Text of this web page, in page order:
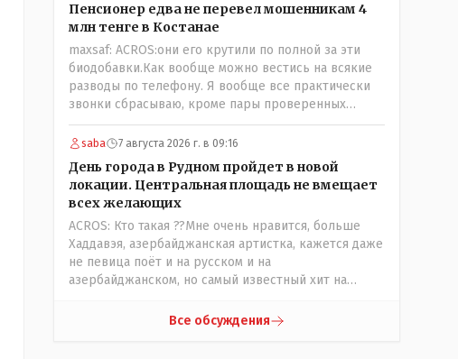
Мальдивы уехал, либо всё вместе! Пока
прокатывает по вышеизложенным Вами причинам,
просто обстоятельства немного меняются по
сравнению с Назарбаевскими временами, власти
решили пощупать кошелёк населения, а это уже
неизвестная в уравнении взаимоотношений власти
и народа! Тут бы как раз специалист-аналитик и
пригодился бы!
Пенсионер едва не перевел мошенникам 4
млн тенге в Костанае
maxsaf: ACROS:они его крутили по полной за эти
биодобавки.Как вообще можно вестись на всякие
разводы по телефону. Я вообще все практически
звонки сбрасываю, кроме пары проверенных
контактов. Один раз мне мой банк позвонил, не
мошенники. Я приехал туда, в банк, нашел того, кто
мне звонил, притащил к главному менеджеру и
обоим сказал: ещё один такой звонок, без разницы,
какая причина, и я счета свои у вас позакрываю.
Остальные входящие сразу в бан, по умолчанию для
меня любой входящий - Скам, пока не доказано
обратное - Zero trust. Все созвоны - только на
верифицируемые номера.Всё верно, я тоже так
поступаю,но увы любопытство ещё никто не
все равно меня допрашивает:" Кто звонил? От кого
saba 7 августа 2026 г. в 09:16
День города в Рудном пройдет в новой
локации. Центральная площадь не вмещает
всех желающих
ACROS: Кто такая ??Мне очень нравится, больше
Хаддавэя, азербайджанская артистка, кажется даже
не певица поёт и на русском и на
азербайджанском, но самый известный хит на
Все обсуждения